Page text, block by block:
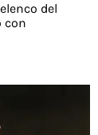
del
con